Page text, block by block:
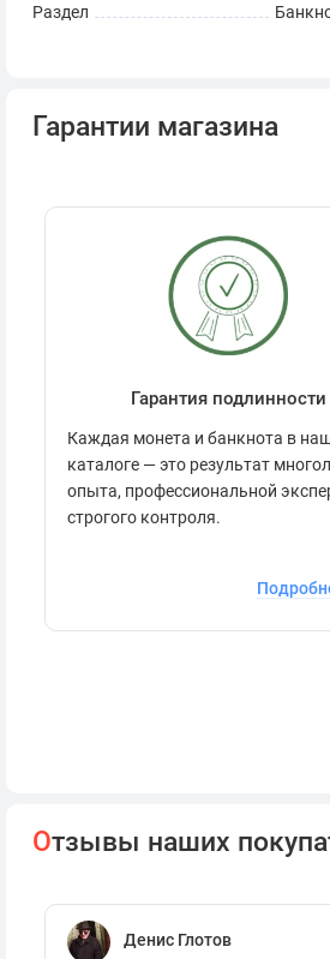
Раздел
Гарантии магазина
Гарантия подлинности
Каждая монета и банкнота в
каталоге — это результат
опыта, профессиональной
строгого контроля.
Отзывы наших
Денис Глотов